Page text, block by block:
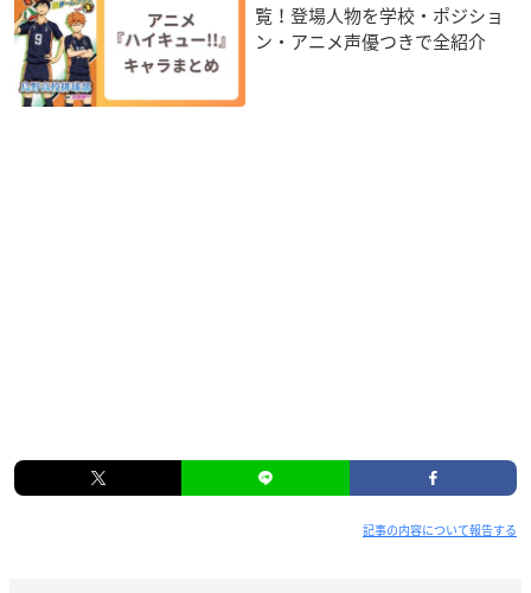
覧！登場人物を学校・ポジショ
ン・アニメ声優つきで全紹介
記事の内容について報告する